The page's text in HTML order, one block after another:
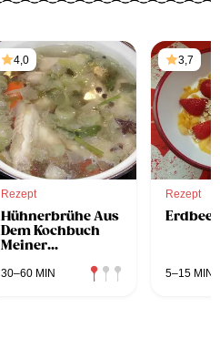
4,0
Rezept
Hühnerbrühe Aus
Dem Kochbuch
Meiner
30–60 MIN
3,7
Rezept
5–15 MIN